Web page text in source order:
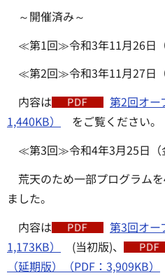
～開催済み～
≪第1回≫令和3年11月26日（
≪第2回≫令和3年11月27日（
内容は
第2回オー
1,440KB）
をご覧ください。
≪第3回≫令和4年3月25日（
荒天のため一部プログラム
ました。
内容は
第3回オー
1,173KB）
(当初版)、
（延期版）（PDF：3,909KB）